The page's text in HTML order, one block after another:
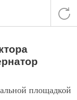
площадкой